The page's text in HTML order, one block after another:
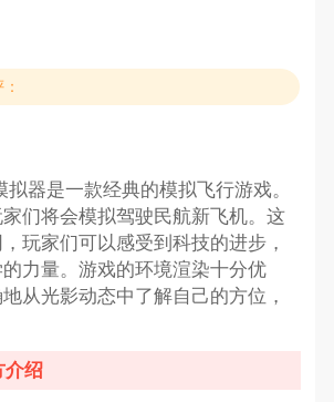
拟器是一款经典的模拟飞行游戏。
们将会模拟驾驶民航新飞机。这
玩家们可以感受到科技的进步，
力量。游戏的环境渲染十分优
从光影动态中了解自己的方位，
介绍